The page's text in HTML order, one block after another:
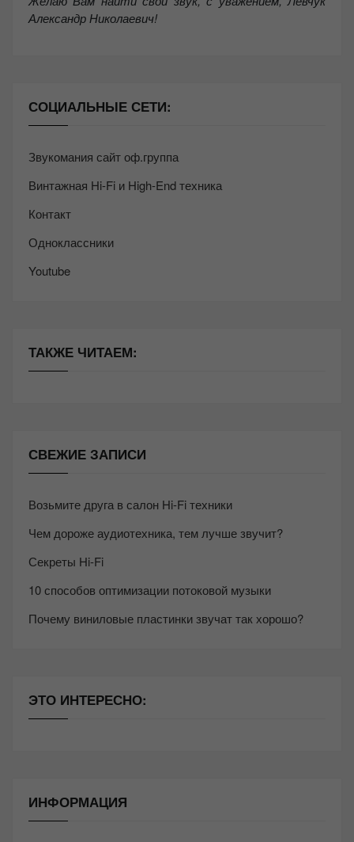
Александр Николаевич!
СОЦИАЛЬНЫЕ СЕТИ:
Звукомания сайт оф.группа
Винтажная Hi-Fi и High-End техника
Контакт
Одноклассники
Youtube
ТАКЖЕ ЧИТАЕМ:
СВЕЖИЕ ЗАПИСИ
Возьмите друга в салон Hi-Fi техники
Чем дороже аудиотехника, тем лучше звучит?
Секреты Hi-Fi
10 способов оптимизации потоковой музыки
Почему виниловые пластинки звучат так хорошо?
ЭТО ИНТЕРЕСНО:
ИНФОРМАЦИЯ